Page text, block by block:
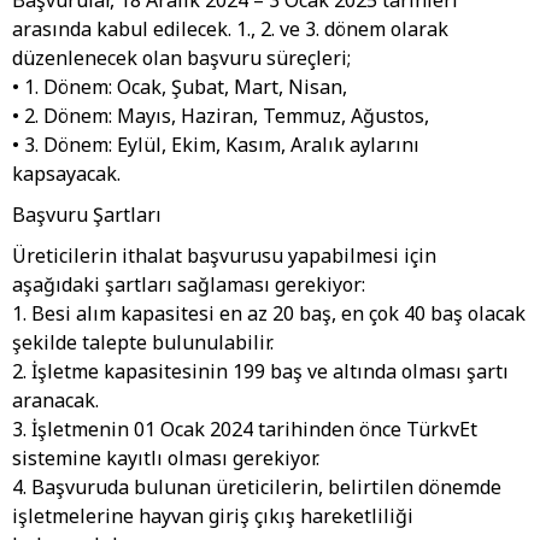
arasında kabul edilecek. 1., 2. ve 3. dönem olarak
düzenlenecek olan başvuru süreçleri;
• 1. Dönem: Ocak, Şubat, Mart, Nisan,
• 2. Dönem: Mayıs, Haziran, Temmuz, Ağustos,
• 3. Dönem: Eylül, Ekim, Kasım, Aralık aylarını
kapsayacak.
Başvuru Şartları
Üreticilerin ithalat başvurusu yapabilmesi için
aşağıdaki şartları sağlaması gerekiyor:
1. Besi alım kapasitesi en az 20 baş, en çok 40 baş olacak
şekilde talepte bulunulabilir.
2. İşletme kapasitesinin 199 baş ve altında olması şartı
aranacak.
3. İşletmenin 01 Ocak 2024 tarihinden önce TürkvEt
sistemine kayıtlı olması gerekiyor.
4. Başvuruda bulunan üreticilerin, belirtilen dönemde
işletmelerine hayvan giriş çıkış hareketliliği